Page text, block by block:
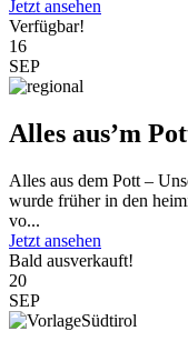
Jetzt ansehen
Verfügbar!
16
SEP
Alles aus’m
Alles aus dem Pott –
wurde früher in den
vo...
Jetzt ansehen
Bald ausverkauft!
20
SEP